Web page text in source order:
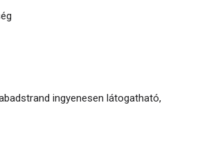
ingyenesen látogatható,